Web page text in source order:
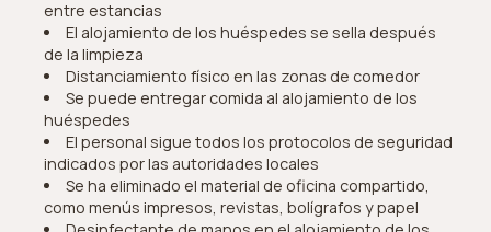
entre estancias
El alojamiento de los huéspedes se sella después
de la limpieza
Distanciamiento físico en las zonas de comedor
Se puede entregar comida al alojamiento de los
huéspedes
El personal sigue todos los protocolos de seguridad
indicados por las autoridades locales
Se ha eliminado el material de oficina compartido,
como menús impresos, revistas, bolígrafos y papel